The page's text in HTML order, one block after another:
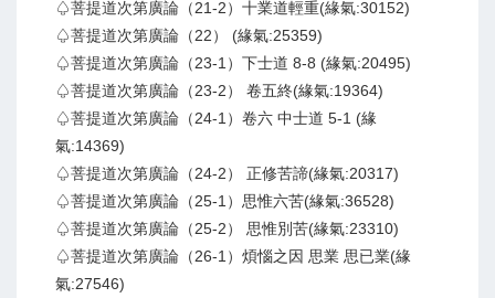
♤菩提道次第廣論（21-2）十業道輕重(緣氣:30152)
♤菩提道次第廣論（22） (緣氣:25359)
♤菩提道次第廣論（23-1）下士道 8-8 (緣氣:20495)
♤菩提道次第廣論（23-2） 卷五終(緣氣:19364)
♤菩提道次第廣論（24-1）卷六 中士道 5-1 (緣
氣:14369)
♤菩提道次第廣論（24-2） 正修苦諦(緣氣:20317)
♤菩提道次第廣論（25-1）思惟六苦(緣氣:36528)
♤菩提道次第廣論（25-2） 思惟別苦(緣氣:23310)
♤菩提道次第廣論（26-1）煩惱之因 思業 思已業(緣
氣:27546)